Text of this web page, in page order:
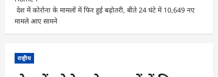
देश में कोरोना के मामलों में फिर हुई बढ़ोतरी, बीते 24 घंटे में 10,649 नए
मामले आए सामने
राष्ट्रीय